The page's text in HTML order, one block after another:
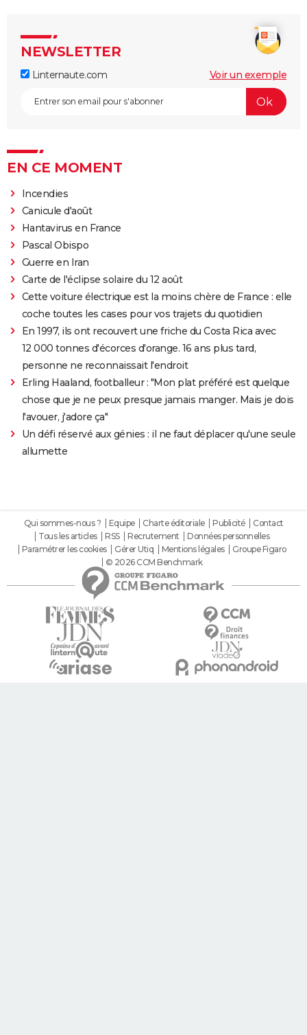
NEWSLETTER
Linternaute.com Voir un exemple
EN CE MOMENT
Incendies
Canicule d'août
Hantavirus en France
Pascal Obispo
Guerre en Iran
Carte de l'éclipse solaire du 12 août
Cette voiture électrique est la moins chère de France : elle
coche toutes les cases pour vos trajets du quotidien
En 1997, ils ont recouvert une friche du Costa Rica avec
12 000 tonnes d'écorces d'orange. 16 ans plus tard,
personne ne reconnaissait l'endroit
Erling Haaland, footballeur : "Mon plat préféré est quelque
chose que je ne peux presque jamais manger. Mais je dois
l'avouer, j'adore ça"
Un défi réservé aux génies : il ne faut déplacer qu'une seule
allumette
Qui sommes-nous ? Equipe Charte éditoriale Publicité
Contact
Tous les articles
RSS Recrutement
Données personnelles
Paramétrer les cookies
Gérer Utiq Mentions légales
Groupe Figaro
© 2026 CCM Benchmark